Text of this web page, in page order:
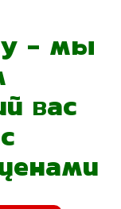
- мы
вас